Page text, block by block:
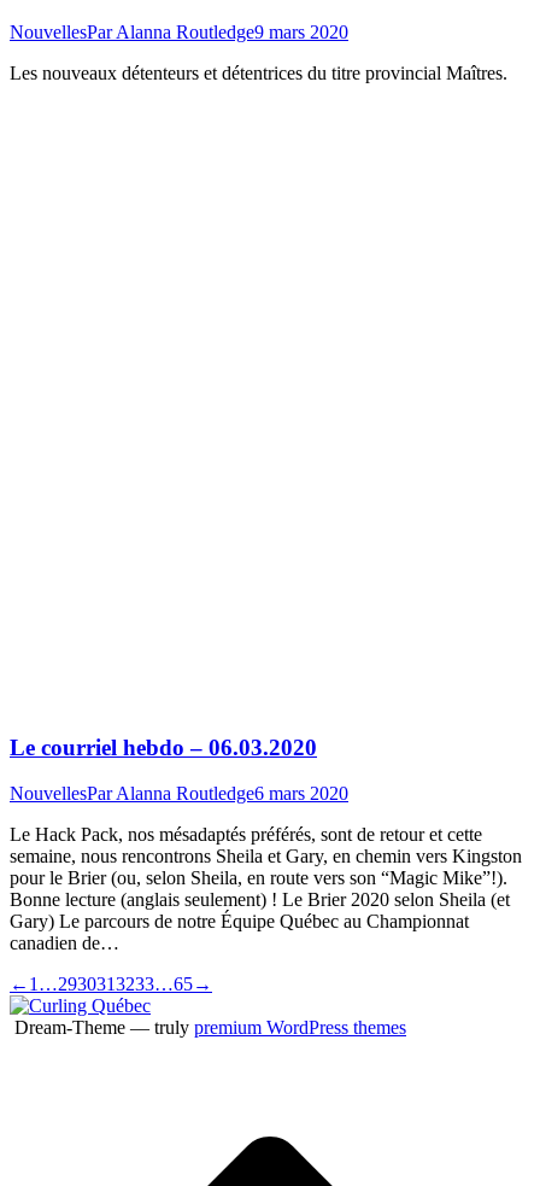
NouvellesParAlanna Routledge9 mars 2020
Les nouveaux détenteurs et détentrices du titre provincial Maîtres.
Le courriel hebdo – 06.03.2020
NouvellesParAlanna Routledge6 mars 2020
Le Hack Pack, nos mésadaptés préférés, sont de retour et cette
semaine, nous rencontrons Sheila et Gary, en chemin vers Kingston
pour le Brier (ou, selon Sheila, en route vers son “Magic Mike”!).
Bonne lecture (anglais seulement) ! Le Brier 2020 selon Sheila (et
Gary) Le parcours de notre Équipe Québec au Championnat
canadien de…
← 1 …2930313233…65→
Dream-Theme — truly premium WordPress themes